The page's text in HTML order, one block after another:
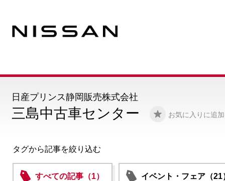
三島中古車センター お気に入りに追加
日産プリンス静岡販売株式会社
タグから記事を絞り込む
すべての記事（1） イベント・フェア（21